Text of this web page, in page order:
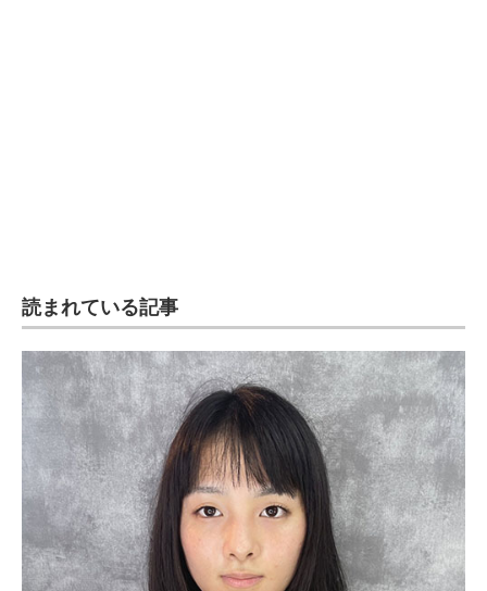
エレクトロニクス専門サイト
エネルギーの専門メディア
建設×テクノロジーの最前線
ちょっと気になるネットの話題
読まれている記事